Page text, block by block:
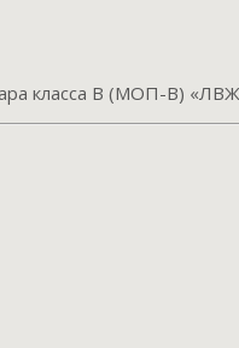
класса B (МОП-В)